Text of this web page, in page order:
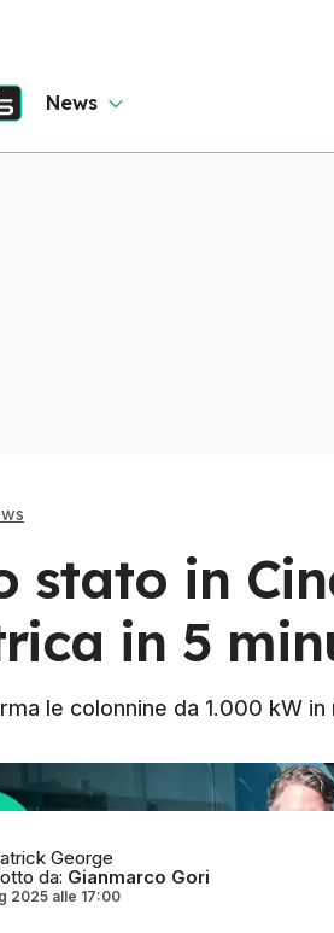
News
stato in
in 5
le colonnine da 1.000 kW
George
da: Gianmarco Gori
2025 alle 17:00